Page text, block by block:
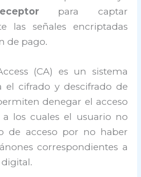
para captar
las señales encriptadas
de pago.
(CA) es un sistema
el cifrado y descifrado de
denegar el acceso
los cuales el usuario no
de acceso por no haber
correspondientes a